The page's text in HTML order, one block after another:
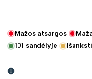
Mažos atsargos
101 sandėlyje